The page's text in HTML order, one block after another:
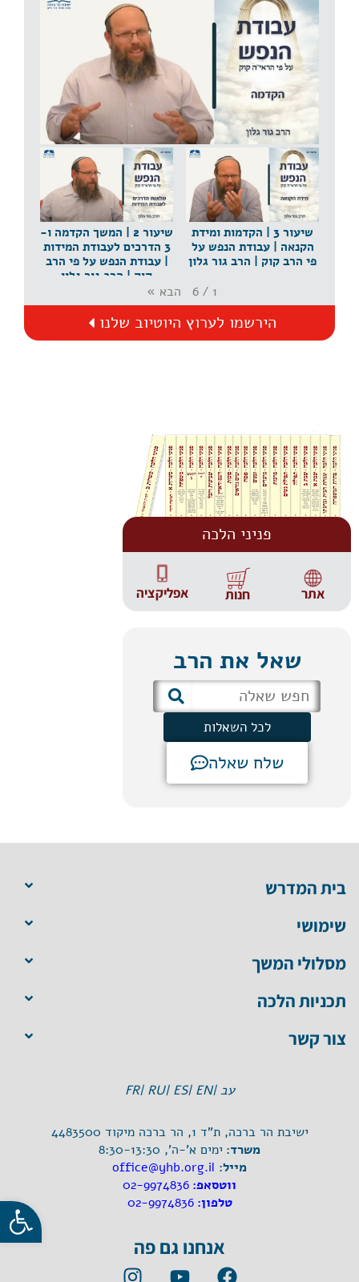
שיעור 1 | הקדמה | עבודת הנפש על פי הרב קוק | הרב
גור גלון
שיעור 2 | המשך הקדמה ו-
3 הדרכים לעבודת המידות
| עבודת הנפש על פי הרב
קוק | הרב גור גלון
שיעור 3 | הקדמות ומידת
הקנאה | עבודת הנפש על
פי הרב קוק | הרב גור גלון
1
/
6 הבא »
הירשמו לערוץ היוטיוב שלנו
פניני הלכה
אתר חנות אפליקציה
שאל את הרב
לכל השאלות
שלח שאלה
בית המדרש
שימושי
מסלולי המשך
תכניות הלכה
צור קשר
עב |EN |
ES |
RU |
FR
ישיבת הר ברכה, ת"ד 1, הר ברכה מיקוד 4483500
משרד: ימים א'-ה', 8:30-13:30
מייל: office@yhb.org.il
ווטסאפ: 02-9974836
טלפון:02-9974836
אנחנו גם פה
פתח